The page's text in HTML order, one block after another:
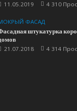
11.05.2019
4 310
ФАСАД
штукатурка
21.07.2018
4 314